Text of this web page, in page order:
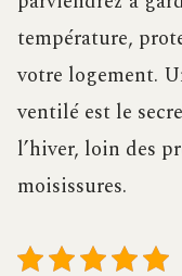
température,
votre logement.
ventilé est le
l’hiver, loin des
moisissures.